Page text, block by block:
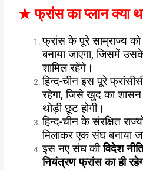
★फ्रांस का प्लान क्या
फ्रांस के पूरे साम्राज्य
बनाया जाएगा, जिसमें
शामिल रहेंगे।
हिन्द-चीन इस पूरे
रहेगा, जिसे खुद का
थोड़ी छूट होगी।
हिन्द-चीन के संरक्षित
मिलाकर एक संघ बनाया
इस नए संघ कीविदेश
नियंत्रण फ्रांस का ही